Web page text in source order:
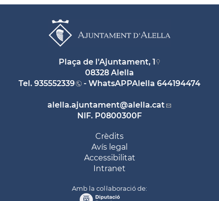
Plaça de l'Ajuntament, 1
08328 Alella
Tel. 935552339 - WhatsAPPAlella 644194474
alella.ajuntament@alella.cat
NIF. P0800300F
Crèdits
Avís legal
Accessibilitat
Intranet
Amb la col·laboració de: